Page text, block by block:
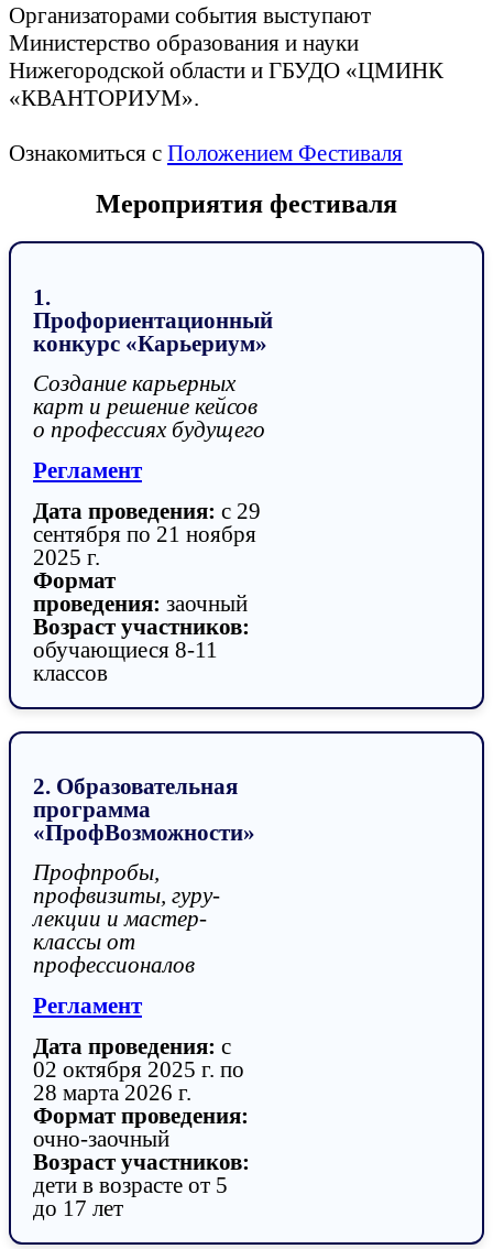
Организаторами события выступают
Министерство образования и науки
Нижегородской области и ГБУДО «ЦМИНК
«КВАНТОРИУМ».
Ознакомиться с Положением Фестиваля
Мероприятия фестиваля
1.
Профориентационный
конкурс «Карьериум»
Создание карьерных
карт и решение кейсов
о профессиях будущего
Регламент
Дата проведения: с 29
сентября по 21 ноября
2025 г.
Формат
проведения: заочный
Возраст участников:
обучающиеся 8-11
классов
2. Образовательная
программа
«ПрофВозможности»
Профпробы,
профвизиты, гуру-
лекции и мастер-
классы от
профессионалов
Регламент
Дата проведения: с
02 октября 2025 г. по
28 марта 2026 г.
Формат проведения:
очно-заочный
Возраст участников:
дети в возрасте от 5
до 17 лет